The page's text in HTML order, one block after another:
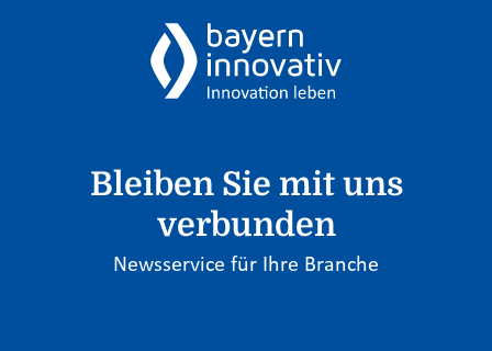
Bleiben Sie mit uns
verbunden
Newsservice für Ihre Branche